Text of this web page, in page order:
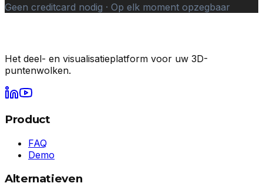
Geen creditcard nodig · Op elk moment opzegbaar
Het deel- en visualisatieplatform voor uw 3D-
puntenwolken.
Product
FAQ
Demo
Alternatieven